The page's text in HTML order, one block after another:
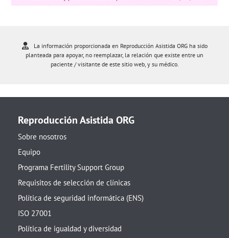
La información proporcionada en Reproducción Asistida ORG ha sido
planteada para apoyar, no reemplazar, la relación que existe entre un
paciente / visitante de este sitio web, y su médico.
Reproducción Asistida ORG
Sobre nosotros
Equipo
Programa Fertility Support Group
Requisitos de selección de clínicas
Política de seguridad informática (ENS)
ISO 27001
Política de igualdad y diversidad